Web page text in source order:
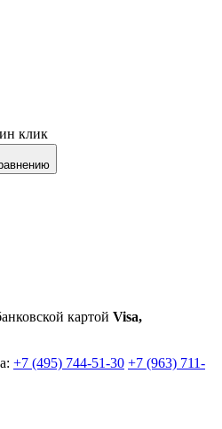
клик
картой Visa,
+7 (495) 744-51-30 +7 (963) 711-